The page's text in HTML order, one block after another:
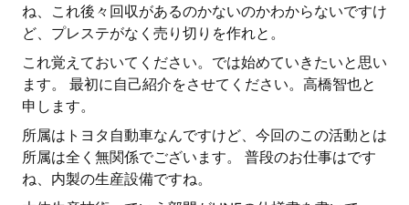
ね、これ後々回収があるのかないのかわからないですけ
ど、プレステがなく売り切りを作れと。
これ覚えておいてください。では始めていきたいと思い
ます。 最初に自己紹介をさせてください。高橋智也と
申します。
所属はトヨタ自動車なんですけど、今回のこの活動とは
所属は全く無関係でございます。 普段のお仕事はです
ね、内製の生産設備ですね。